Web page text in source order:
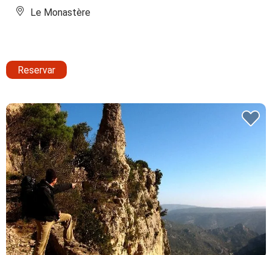
Le Monastère
Reservar